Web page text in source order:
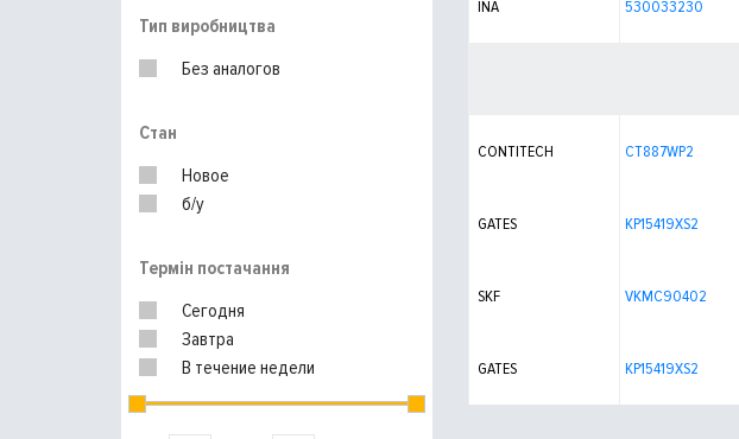
Тип виробництва
Без аналогов
Стан
Новое
б/у
Термін постачання
Сегодня
Завтра
В течение недели
INA 530033230
CONTITECH CT887WP2
GATES KP15419XS2
SKF VKMC90402
GATES KP15419XS2